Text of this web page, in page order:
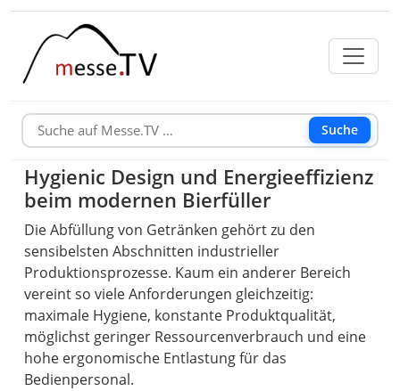
Suche
Hygienic Design und Energieeffizienz
beim modernen Bierfüller
Die Abfüllung von Getränken gehört zu den
sensibelsten Abschnitten industrieller
Produktionsprozesse. Kaum ein anderer Bereich
vereint so viele Anforderungen gleichzeitig:
maximale Hygiene, konstante Produktqualität,
möglichst geringer Ressourcenverbrauch und eine
hohe ergonomische Entlastung für das
Bedienpersonal.